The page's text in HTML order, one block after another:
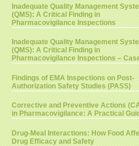
Inadequate Quality Management
(QMS): A Critical Finding in
Pharmacovigilance Inspections
Inadequate Quality Management
(QMS): A Critical Finding in
Pharmacovigilance Inspections –
Findings of EMA Inspections on Post-
Authorization Safety Studies (PASS)
Corrective and Preventive Actions
in Pharmacovigilance: A Practical
Drug-Meal Interactions: How Food
Drug Efficacy and Safety